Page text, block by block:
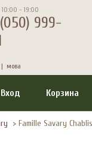
10:00 - 19:00
999-
мова
Вход Корзина
> Famille Savary